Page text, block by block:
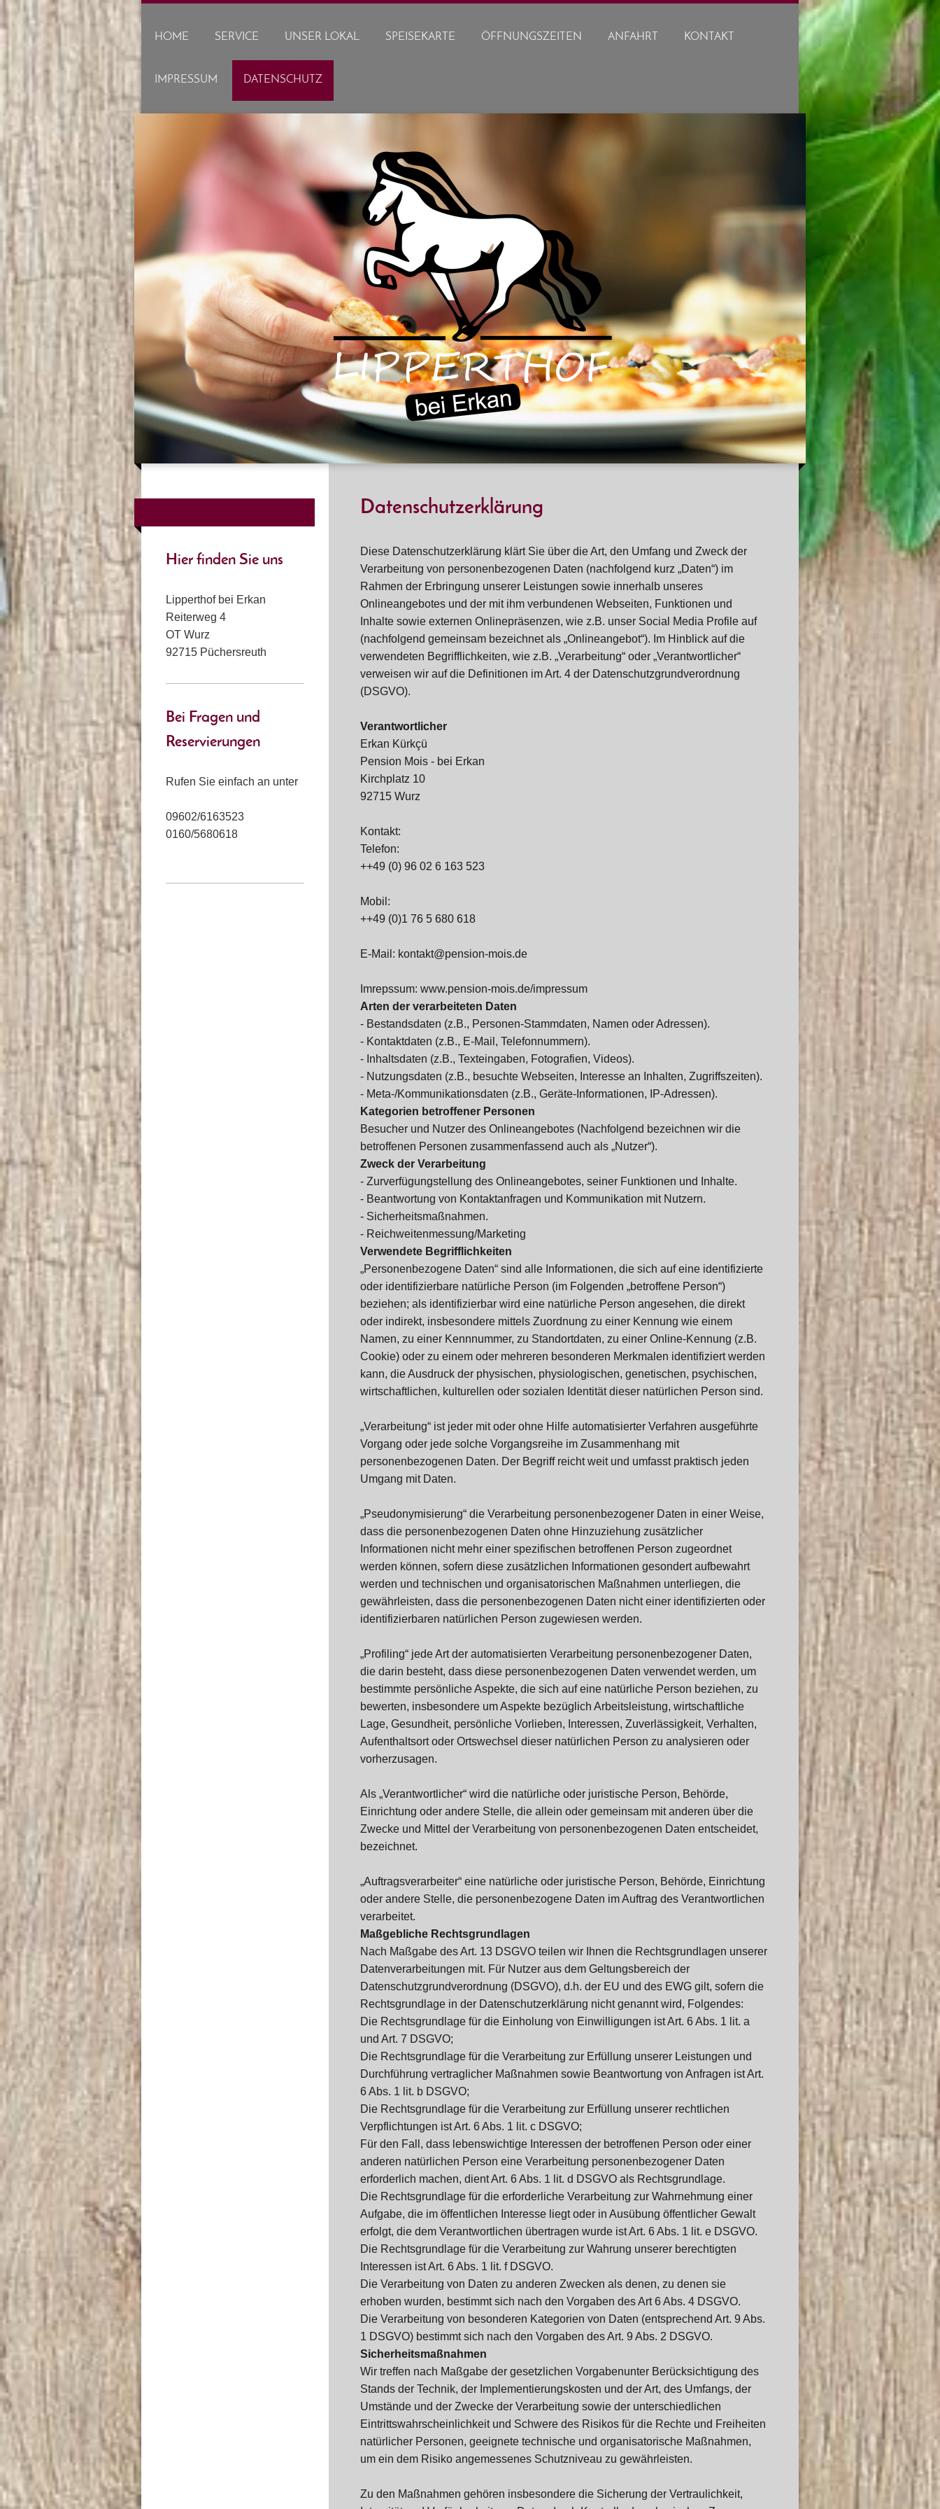
HOME SERVICE UNSER LOKAL SPEISEKARTE ÖFFNUNGSZEITEN ANFAHRT KONTAKT
IMPRESSUM DATENSCHUTZ
Datenschutzerklärung
Diese Datenschutzerklärung klärt Sie über die Art, den Umfang und Zweck der
Verarbeitung von personenbezogenen Daten (nachfolgend kurz „Daten“) im
Rahmen der Erbringung unserer Leistungen sowie innerhalb unseres
Onlineangebotes und der mit ihm verbundenen Webseiten, Funktionen und
Inhalte sowie externen Onlinepräsenzen, wie z.B. unser Social Media Profile auf
(nachfolgend gemeinsam bezeichnet als „Onlineangebot“). Im Hinblick auf die
verwendeten Begrifflichkeiten, wie z.B. „Verarbeitung“ oder „Verantwortlicher“
verweisen wir auf die Definitionen im Art. 4 der Datenschutzgrundverordnung
(DSGVO).
Verantwortlicher
Erkan Kürkçü
Pension Mois - bei Erkan
Kirchplatz 10
92715 Wurz
Kontakt:
Telefon:
++49 (0) 96 02 6 163 523
Mobil:
++49 (0)1 76 5 680 618
E-Mail: kontakt@pension-mois.de
Imrepssum: www.pension-mois.de/impressum
Arten der verarbeiteten Daten
- Bestandsdaten (z.B., Personen-Stammdaten, Namen oder Adressen).
- Kontaktdaten (z.B., E-Mail, Telefonnummern).
- Inhaltsdaten (z.B., Texteingaben, Fotografien, Videos).
- Nutzungsdaten (z.B., besuchte Webseiten, Interesse an Inhalten, Zugriffszeiten).
- Meta-/Kommunikationsdaten (z.B., Geräte-Informationen, IP-Adressen).
Kategorien betroffener Personen
Besucher und Nutzer des Onlineangebotes (Nachfolgend bezeichnen wir die
betroffenen Personen zusammenfassend auch als „Nutzer“).
Zweck der Verarbeitung
- Zurverfügungstellung des Onlineangebotes, seiner Funktionen und Inhalte.
- Beantwortung von Kontaktanfragen und Kommunikation mit Nutzern.
- Sicherheitsmaßnahmen.
- Reichweitenmessung/Marketing
Verwendete Begrifflichkeiten
„Personenbezogene Daten“ sind alle Informationen, die sich auf eine identifizierte
oder identifizierbare natürliche Person (im Folgenden „betroffene Person“)
beziehen; als identifizierbar wird eine natürliche Person angesehen, die direkt
oder indirekt, insbesondere mittels Zuordnung zu einer Kennung wie einem
Namen, zu einer Kennnummer, zu Standortdaten, zu einer Online-Kennung (z.B.
Cookie) oder zu einem oder mehreren besonderen Merkmalen identifiziert werden
kann, die Ausdruck der physischen, physiologischen, genetischen, psychischen,
wirtschaftlichen, kulturellen oder sozialen Identität dieser natürlichen Person sind.
„Verarbeitung“ ist jeder mit oder ohne Hilfe automatisierter Verfahren ausgeführte
Vorgang oder jede solche Vorgangsreihe im Zusammenhang mit
personenbezogenen Daten. Der Begriff reicht weit und umfasst praktisch jeden
Umgang mit Daten.
„Pseudonymisierung“ die Verarbeitung personenbezogener Daten in einer Weise,
dass die personenbezogenen Daten ohne Hinzuziehung zusätzlicher
Informationen nicht mehr einer spezifischen betroffenen Person zugeordnet
werden können, sofern diese zusätzlichen Informationen gesondert aufbewahrt
werden und technischen und organisatorischen Maßnahmen unterliegen, die
gewährleisten, dass die personenbezogenen Daten nicht einer identifizierten oder
identifizierbaren natürlichen Person zugewiesen werden.
„Profiling“ jede Art der automatisierten Verarbeitung personenbezogener Daten,
die darin besteht, dass diese personenbezogenen Daten verwendet werden, um
bestimmte persönliche Aspekte, die sich auf eine natürliche Person beziehen, zu
bewerten, insbesondere um Aspekte bezüglich Arbeitsleistung, wirtschaftliche
Lage, Gesundheit, persönliche Vorlieben, Interessen, Zuverlässigkeit, Verhalten,
Aufenthaltsort oder Ortswechsel dieser natürlichen Person zu analysieren oder
vorherzusagen.
Als „Verantwortlicher“ wird die natürliche oder juristische Person, Behörde,
Einrichtung oder andere Stelle, die allein oder gemeinsam mit anderen über die
Zwecke und Mittel der Verarbeitung von personenbezogenen Daten entscheidet,
bezeichnet.
„Auftragsverarbeiter“ eine natürliche oder juristische Person, Behörde, Einrichtung
oder andere Stelle, die personenbezogene Daten im Auftrag des Verantwortlichen
verarbeitet.
Maßgebliche Rechtsgrundlagen
Nach Maßgabe des Art. 13 DSGVO teilen wir Ihnen die Rechtsgrundlagen unserer
Datenverarbeitungen mit. Für Nutzer aus dem Geltungsbereich der
Datenschutzgrundverordnung (DSGVO), d.h. der EU und des EWG gilt, sofern die
Rechtsgrundlage in der Datenschutzerklärung nicht genannt wird, Folgendes:
Die Rechtsgrundlage für die Einholung von Einwilligungen ist Art. 6 Abs. 1 lit. a
und Art. 7 DSGVO;
Die Rechtsgrundlage für die Verarbeitung zur Erfüllung unserer Leistungen und
Durchführung vertraglicher Maßnahmen sowie Beantwortung von Anfragen ist Art.
6 Abs. 1 lit. b DSGVO;
Die Rechtsgrundlage für die Verarbeitung zur Erfüllung unserer rechtlichen
Verpflichtungen ist Art. 6 Abs. 1 lit. c DSGVO;
Für den Fall, dass lebenswichtige Interessen der betroffenen Person oder einer
anderen natürlichen Person eine Verarbeitung personenbezogener Daten
erforderlich machen, dient Art. 6 Abs. 1 lit. d DSGVO als Rechtsgrundlage.
Die Rechtsgrundlage für die erforderliche Verarbeitung zur Wahrnehmung einer
Aufgabe, die im öffentlichen Interesse liegt oder in Ausübung öffentlicher Gewalt
erfolgt, die dem Verantwortlichen übertragen wurde ist Art. 6 Abs. 1 lit. e DSGVO.
Die Rechtsgrundlage für die Verarbeitung zur Wahrung unserer berechtigten
Interessen ist Art. 6 Abs. 1 lit. f DSGVO.
Die Verarbeitung von Daten zu anderen Zwecken als denen, zu denen sie
erhoben wurden, bestimmt sich nach den Vorgaben des Art 6 Abs. 4 DSGVO.
Die Verarbeitung von besonderen Kategorien von Daten (entsprechend Art. 9 Abs.
1 DSGVO) bestimmt sich nach den Vorgaben des Art. 9 Abs. 2 DSGVO.
Sicherheitsmaßnahmen
Wir treffen nach Maßgabe der gesetzlichen Vorgabenunter Berücksichtigung des
Stands der Technik, der Implementierungskosten und der Art, des Umfangs, der
Umstände und der Zwecke der Verarbeitung sowie der unterschiedlichen
Eintrittswahrscheinlichkeit und Schwere des Risikos für die Rechte und Freiheiten
natürlicher Personen, geeignete technische und organisatorische Maßnahmen,
um ein dem Risiko angemessenes Schutzniveau zu gewährleisten.
Zu den Maßnahmen gehören insbesondere die Sicherung der Vertraulichkeit,
Hier finden Sie uns
Lipperthof bei Erkan
Reiterweg 4
OT Wurz
92715 Püchersreuth
Bei Fragen und
Reservierungen
Rufen Sie einfach an unter
09602/6163523
0160/5680618